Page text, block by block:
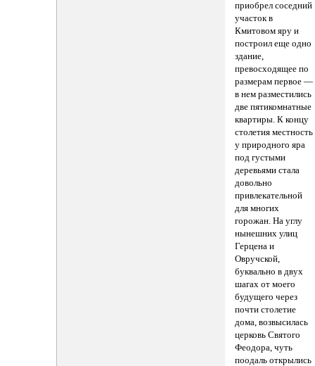
приобрел соседний
участок в
Кмитовом яру и
построил еще одно
здание,
превосходящее по
размерам первое —
в нем разместились
две пятикомнатные
квартиры. К концу
столетия местность
у природного яра
под густыми
деревьями стала
довольно
привлекательной
для многих
горожан. На углу
нынешних улиц
Герцена и
Овручской,
буквально в двух
шагах от моего
будущего через
почти столетие
дома, возвысилась
церковь Святого
Феодора, чуть
поодаль открылись